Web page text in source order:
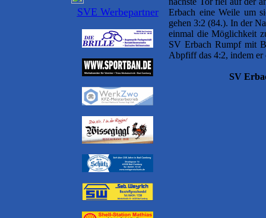
SVE Werbepartner
Erbach eine Weile um
gehen 3:2 (84.). In der
einmal die Möglichkeit
SV Erbach Rumpf mit
Abpfiff das 4:2, indem
SV